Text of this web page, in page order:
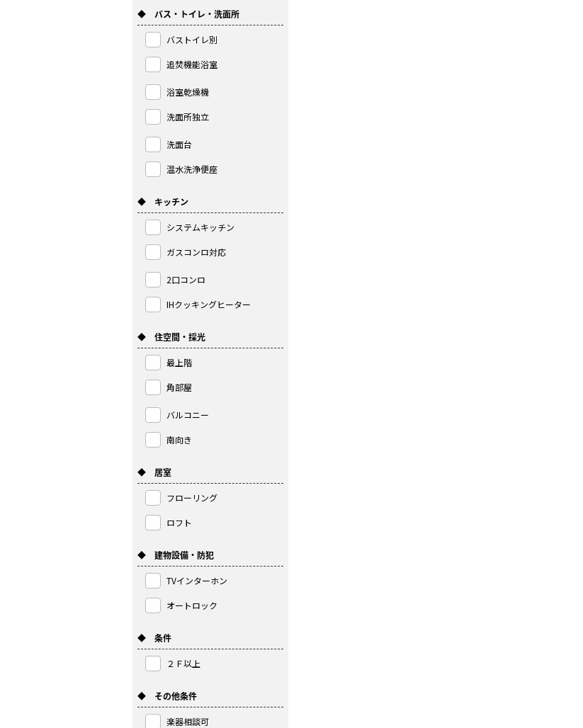
◆ バス・トイレ・洗面所
バストイレ別
追焚機能浴室
浴室乾燥機
洗面所独立
洗面台
温水洗浄便座
◆ キッチン
システムキッチン
ガスコンロ対応
2口コンロ
IHクッキングヒーター
◆ 住空間・採光
最上階
角部屋
バルコニー
南向き
◆ 居室
フローリング
ロフト
◆ 建物設備・防犯
TVインターホン
オートロック
◆ 条件
２Ｆ以上
◆ その他条件
楽器相談可